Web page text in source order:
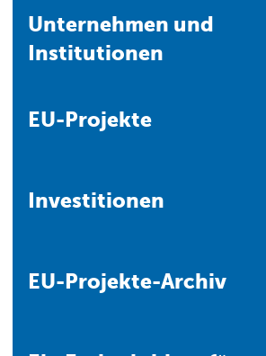
Unternehmen und
Institutionen
EU-Projekte
Investitionen
EU-Projekte-Archiv